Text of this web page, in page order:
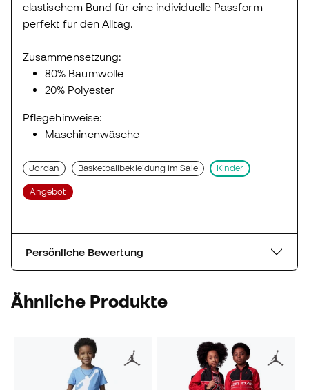
elastischem Bund für eine individuelle Passform –
perfekt für den Alltag.
Zusammensetzung:
80% Baumwolle
20% Polyester
Pflegehinweise:
Maschinenwäsche
Jordan Basketballbekleidung im Sale Kinder
Angebot
Persönliche Bewertung
Ähnliche Produkte